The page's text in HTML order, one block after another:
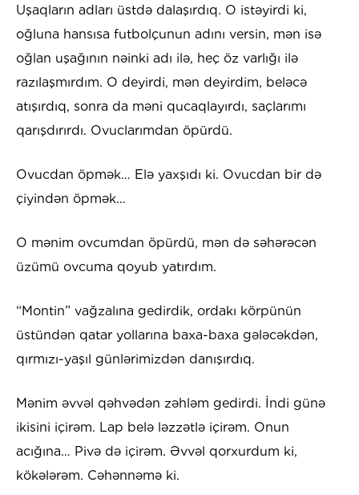
Uşaqların adları üstdə dalaşırdıq. O istəyirdi ki,
oğluna hansısa futbolçunun adını versin, mən isə
oğlan uşağının nəinki adı ilə, heç öz varlığı ilə
razılaşmırdım. O deyirdi, mən deyirdim, beləcə
atışırdıq, sonra da məni qucaqlayırdı, saçlarımı
qarışdırırdı. Ovuclarımdan öpürdü.
Ovucdan öpmək… Elə yaxşıdı ki. Ovucdan bir də
çiyindən öpmək…
O mənim ovcumdan öpürdü, mən də səhərəcən
üzümü ovcuma qoyub yatırdım.
“Montin” vağzalına gedirdik, ordakı körpünün
üstündən qatar yollarına baxa-baxa gələcəkdən,
qırmızı-yaşıl günlərimizdən danışırdıq.
Mənim əvvəl qəhvədən zəhləm gedirdi. İndi günə
ikisini içirəm. Lap belə ləzzətlə içirəm. Onun
acığına… Pivə də içirəm. Əvvəl qorxurdum ki,
kökələrəm. Cəhənnəmə ki.